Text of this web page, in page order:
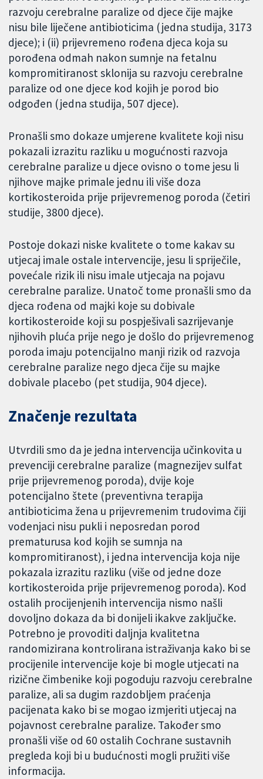
razvoju cerebralne paralize od djece čije majke
nisu bile liječene antibioticima (jedna studija, 3173
djece); i (ii) prijevremeno rođena djeca koja su
porođena odmah nakon sumnje na fetalnu
kompromitiranost sklonija su razvoju cerebralne
paralize od one djece kod kojih je porod bio
odgođen (jedna studija, 507 djece).
Pronašli smo dokaze umjerene kvalitete koji nisu
pokazali izrazitu razliku u mogućnosti razvoja
cerebralne paralize u djece ovisno o tome jesu li
njihove majke primale jednu ili više doza
kortikosteroida prije prijevremenog poroda (četiri
studije, 3800 djece).
Postoje dokazi niske kvalitete o tome kakav su
utjecaj imale ostale intervencije, jesu li spriječile,
povećale rizik ili nisu imale utjecaja na pojavu
cerebralne paralize. Unatoč tome pronašli smo da
djeca rođena od majki koje su dobivale
kortikosteroide koji su pospješivali sazrijevanje
njihovih pluća prije nego je došlo do prijevremenog
poroda imaju potencijalno manji rizik od razvoja
cerebralne paralize nego djeca čije su majke
dobivale placebo (pet studija, 904 djece).
Značenje rezultata
Utvrdili smo da je jedna intervencija učinkovita u
prevenciji cerebralne paralize (magnezijev sulfat
prije prijevremenog poroda), dvije koje
potencijalno štete (preventivna terapija
antibioticima žena u prijevremenim trudovima čiji
vodenjaci nisu pukli i neposredan porod
prematurusa kod kojih se sumnja na
kompromitiranost), i jedna intervencija koja nije
pokazala izrazitu razliku (više od jedne doze
kortikosteroida prije prijevremenog poroda). Kod
ostalih procijenjenih intervencija nismo našli
dovoljno dokaza da bi donijeli ikakve zaključke.
Potrebno je provoditi daljnja kvalitetna
randomizirana kontrolirana istraživanja kako bi se
procijenile intervencije koje bi mogle utjecati na
rizične čimbenike koji pogoduju razvoju cerebralne
paralize, ali sa dugim razdobljem praćenja
pacijenata kako bi se mogao izmjeriti utjecaj na
pojavnost cerebralne paralize. Također smo
pronašli više od 60 ostalih Cochrane sustavnih
pregleda koji bi u budućnosti mogli pružiti više
informacija.